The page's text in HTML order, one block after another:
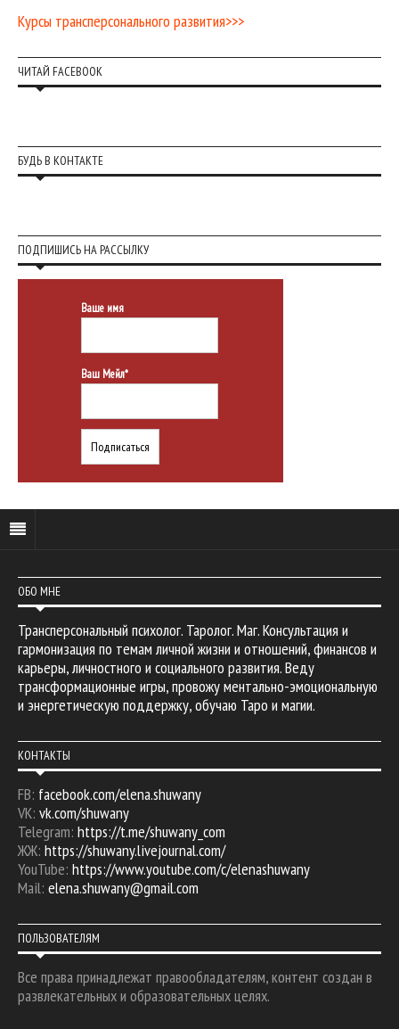
Курсы трансперсонального развития>>>
ЧИТАЙ FACEBOOK
БУДЬ В КОНТАКТЕ
ПОДПИШИСЬ НА РАССЫЛКУ
Ваше имя
Ваш Мейл*
ОБО МНЕ
Трансперсональный психолог. Таролог. Маг. Консультация и
гармонизация по темам личной жизни и отношений, финансов и
карьеры, личностного и социального развития. Веду
трансформационные игры, провожу ментально-эмоциональную
и энергетическую поддержку, обучаю Таро и магии.
КОНТАКТЫ
FB: facebook.com/elena.shuwany
VK: vk.com/shuwany
Telegram: https://t.me/shuwany_com
ЖЖ: https://shuwany.livejournal.com/
YouTube: https://www.youtube.com/c/elenashuwany
Mail: elena.shuwany@gmail.com
ПОЛЬЗОВАТЕЛЯМ
Все права принадлежат правообладателям, контент создан в
развлекательных и образовательных целях.